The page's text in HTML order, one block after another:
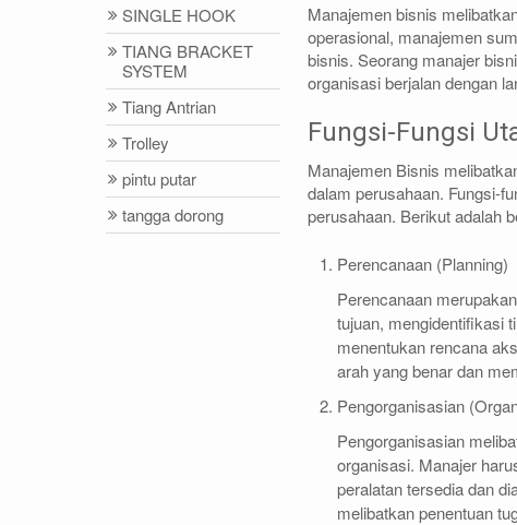
Manajemen bisnis
operasional, manajemen
bisnis. Seorang manajer
organisasi berjalan dengan
Fungsi-Fungsi
Manajemen Bisnis
dalam perusahaan. Fungsi-
perusahaan. Berikut adalah
Perencanaan (Planning)
Perencanaan
tujuan, mengidentifikasi
menentukan rencana
arah yang benar dan
Pengorganisasian
Pengorganisasian
organisasi. Manajer
peralatan tersedia dan
melibatkan penentuan
SINGLE HOOK
TIANG BRACKET
SYSTEM
Tiang Antrian
Trolley
pintu putar
tangga dorong